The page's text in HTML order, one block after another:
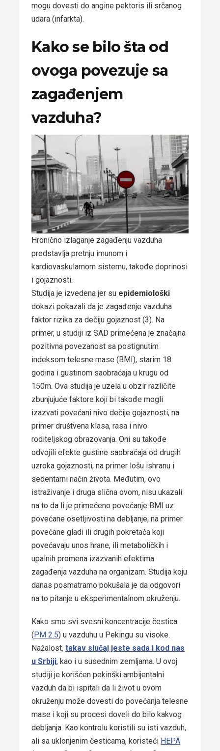
mogu dovesti do angine pektoris ili srčanog
udara (infarkta).
Kako se bilo šta od
ovoga povezuje sa
zagađenjem
vazduha?
Hronično izlaganje zagađenju vazduha
predstavlja pretnju imunom i
kardiovaskularnom sistemu, takođe doprinosi
i gojaznosti.
Studija je izvedena jer su epidemiološki
dokazi pokazali da je zagađenje vazduha
faktor rizika za dečiju gojaznost (3). Na
primer, u studiji iz SAD primećena je značajna
pozitivna povezanost sa postignutim
indeksom telesne mase (BMI), starim 18
godina i gustinom saobraćaja u krugu od
150m. Ova studija je uzela u obzir različite
zbunjujuće faktore koji bi takođe mogli
izazvati povećani nivo dečije gojaznosti, na
primer društvena klasa, rasa i nivo
roditeljskog obrazovanja. Oni su takođe
odvojili efekte gustine saobraćaja od drugih
uzroka gojaznosti, na primer lošu ishranu i
sedentarni način života. Međutim, ovo
istraživanje i druga slična ovom, nisu ukazali
na to da li je primećeno povećanje BMI uz
povećane osetljivosti na debljanje, na primer
povećane gladi ili drugih pokretača koji
povećavaju unos hrane, ili metaboličkih i
upalnih promena izazvanih efektima
zagađenja vazduha na organizam. Studija koju
danas posmatramo pokušala je da odgovori
na to pitanje u eksperimentalnom okruženju.
Kako smo svi svesni koncentracije čestica
( PM 2.5) u vazduhu u Pekingu su visoke.
Nažalost, takav slučaj jeste sada i kod nas
u Srbiji, kao i u susednim zemljama. U ovoj
studiji je korišćen pekinški ambijentalni
vazduh da bi ispitali da li život u ovom
okruženju može dovesti do povećanja telesne
mase i koji su procesi doveli do bilo kakvog
debljanja. Kao kontrolu koristili su isti vazduh,
ali sa uklonjenim česticama, koristeći HEPA